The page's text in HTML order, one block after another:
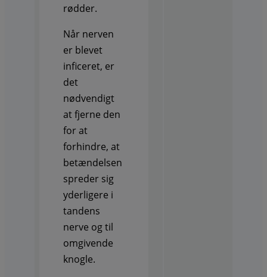
rødder.
Når nerven
er blevet
inficeret, er
det
nødvendigt
at fjerne den
for at
forhindre, at
betændelsen
spreder sig
yderligere i
tandens
nerve og til
omgivende
knogle.